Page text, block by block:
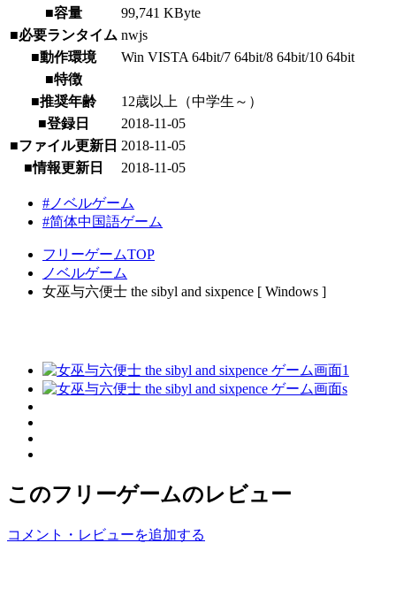
■容量
99,741 KByte
■必要ランタイム nwjs
■動作環境
Win VISTA 64bit/7 64bit/8 64bit/10 64bit
■特徴
■推奨年齢
12歳以上（中学生～）
■登録日
2018-11-05
■ファイル更新日 2018-11-05
■情報更新日
2018-11-05
#ノベルゲーム
#简体中国語ゲーム
フリーゲームTOP
ノベルゲーム
女巫与六便士 the sibyl and sixpence [ Windows ]
このフリーゲームのレビュー
コメント・レビューを追加する